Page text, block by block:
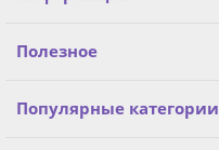
Полезное
Популярные категории